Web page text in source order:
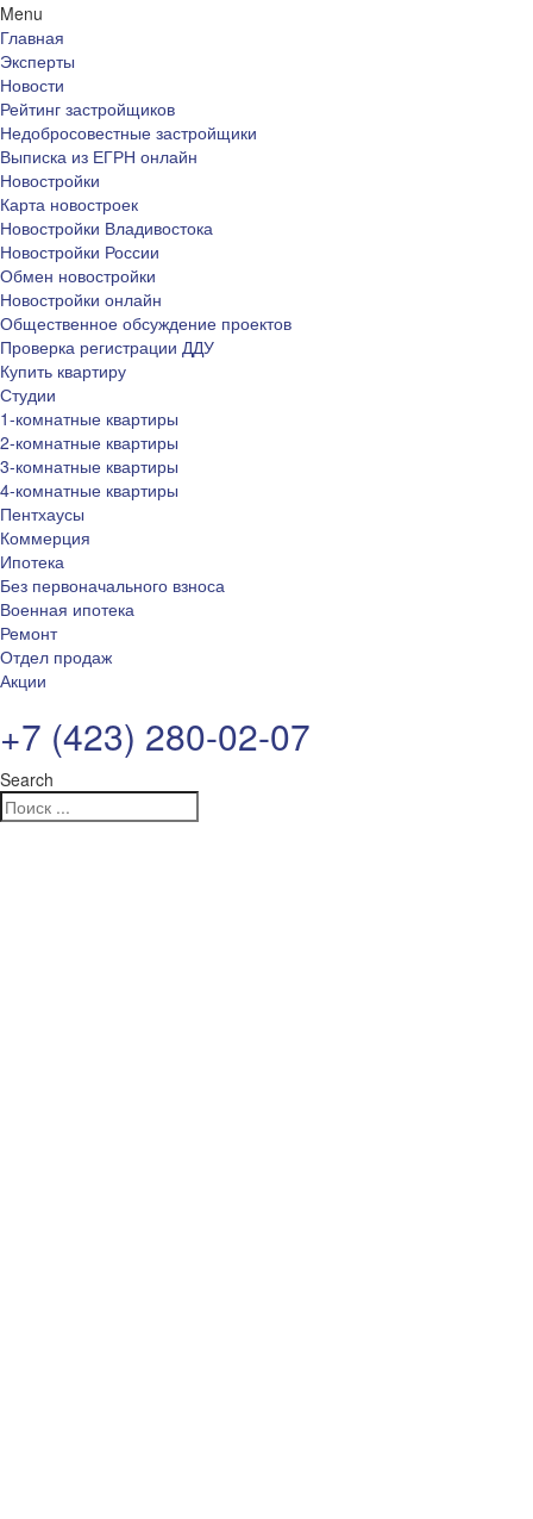
Menu
Главная
Эксперты
Новости
Рейтинг застройщиков
Недобросовестные застройщики
Выписка из ЕГРН онлайн
Новостройки
Карта новостроек
Новостройки Владивостока
Новостройки России
Обмен новостройки
Новостройки онлайн
Общественное обсуждение проектов
Проверка регистрации ДДУ
Купить квартиру
Студии
1-комнатные квартиры
2-комнатные квартиры
3-комнатные квартиры
4-комнатные квартиры
Пентхаусы
Коммерция
Ипотека
Без первоначального взноса
Военная ипотека
Ремонт
Отдел продаж
Акции
+7 (423) 280-02-07
Search